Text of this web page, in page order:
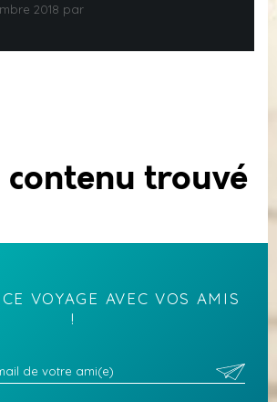
2018 par
contenu trouvé
VOYAGE AVEC VOS AMIS
!